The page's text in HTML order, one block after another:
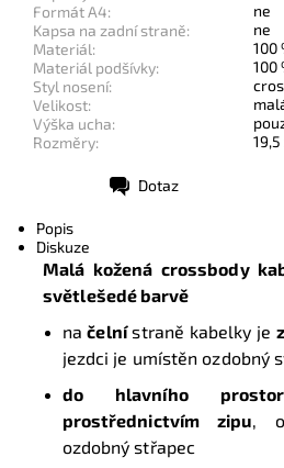
Formát A4:
ne
Kapsa na zadní straně:
ne
Materiál:
100
Materiál podšívky:
100
Styl nosení:
Velikost:
Výška ucha:
Rozměry:
Dotaz
Popis
Diskuze
Malá kožená crossbody
světlešedé barvě
načelnístraně kabelky je
jezdci je umístěn ozdobný
do hlavního
prostřednictvím zipu,
ozdobný střapec